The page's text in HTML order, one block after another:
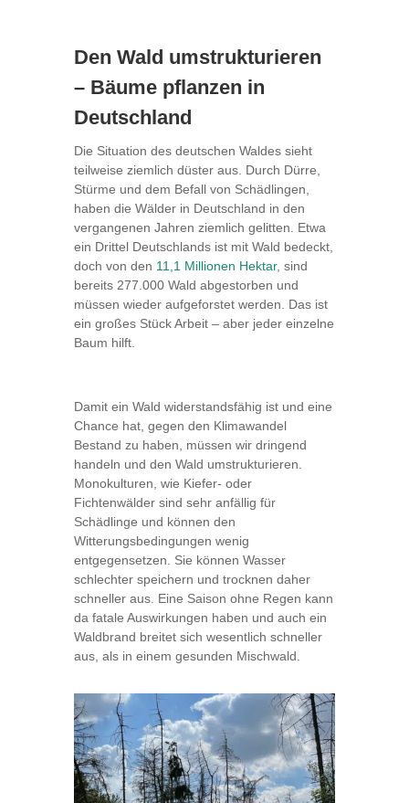
Den Wald umstrukturieren
– Bäume pflanzen in
Deutschland
Die Situation des deutschen Waldes sieht
teilweise ziemlich düster aus. Durch Dürre,
Stürme und dem Befall von Schädlingen,
haben die Wälder in Deutschland in den
vergangenen Jahren ziemlich gelitten. Etwa
ein Drittel Deutschlands ist mit Wald bedeckt,
doch von den 11,1 Millionen Hektar, sind
bereits 277.000 Wald abgestorben und
müssen wieder aufgeforstet werden. Das ist
ein großes Stück Arbeit – aber jeder einzelne
Baum hilft.
Damit ein Wald widerstandsfähig ist und eine
Chance hat, gegen den Klimawandel
Bestand zu haben, müssen wir dringend
handeln und den Wald umstrukturieren.
Monokulturen, wie Kiefer- oder
Fichtenwälder sind sehr anfällig für
Schädlinge und können den
Witterungsbedingungen wenig
entgegensetzen. Sie können Wasser
schlechter speichern und trocknen daher
schneller aus. Eine Saison ohne Regen kann
da fatale Auswirkungen haben und auch ein
Waldbrand breitet sich wesentlich schneller
aus, als in einem gesunden Mischwald.